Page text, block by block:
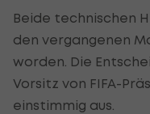
Beide technischen
den vergangenen
worden. Die
Vorsitz von FIFA-
einstimmig aus.